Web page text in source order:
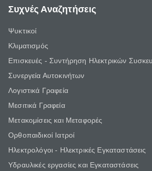
Συχνές Αναζητήσεις
Ψυκτικοί
Κλιματισμός
Επισκευές - Συντήρηση Ηλεκτρικών
Συνεργεία Αυτοκινήτων
Λογιστικά Γραφεία
Μεσιτικά Γραφεία
Μετακομίσεις και Μεταφορές
Ορθοπαιδικοί Ιατροί
Ηλεκτρολόγοι - Ηλεκτρικές Εγκαταστάσεις
Υδραυλικές εργασίες και Εγκαταστάσεις